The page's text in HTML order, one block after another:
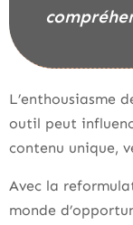
L’enthousiasme
outil peut
contenu unique,
Avec la
monde